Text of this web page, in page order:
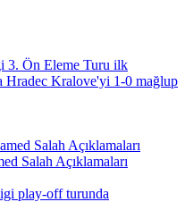
Salah Açıklamaları